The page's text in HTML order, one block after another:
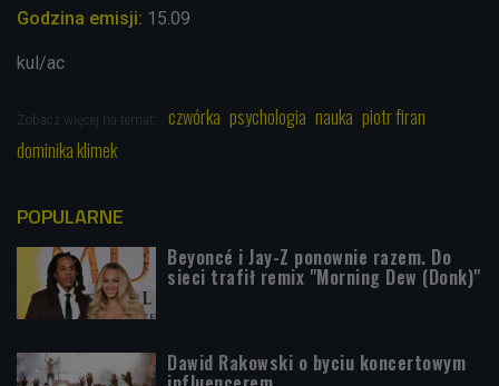
Godzina emisji: 15.09
kul/ac
Zobacz więcej na temat: czwórka psychologia nauka piotr firan
dominika klimek
POPULARNE
Beyoncé i Jay-Z ponownie razem. Do
sieci trafił remix "Morning Dew (Donk)"
Dawid Rakowski o byciu koncertowym